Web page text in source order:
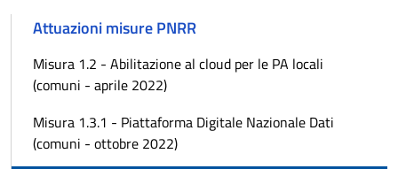
Attuazioni misure PNRR
Misura 1.2 - Abilitazione al cloud per le PA locali
(comuni - aprile 2022)
Misura 1.3.1 - Piattaforma Digitale Nazionale Dati
(comuni - ottobre 2022)